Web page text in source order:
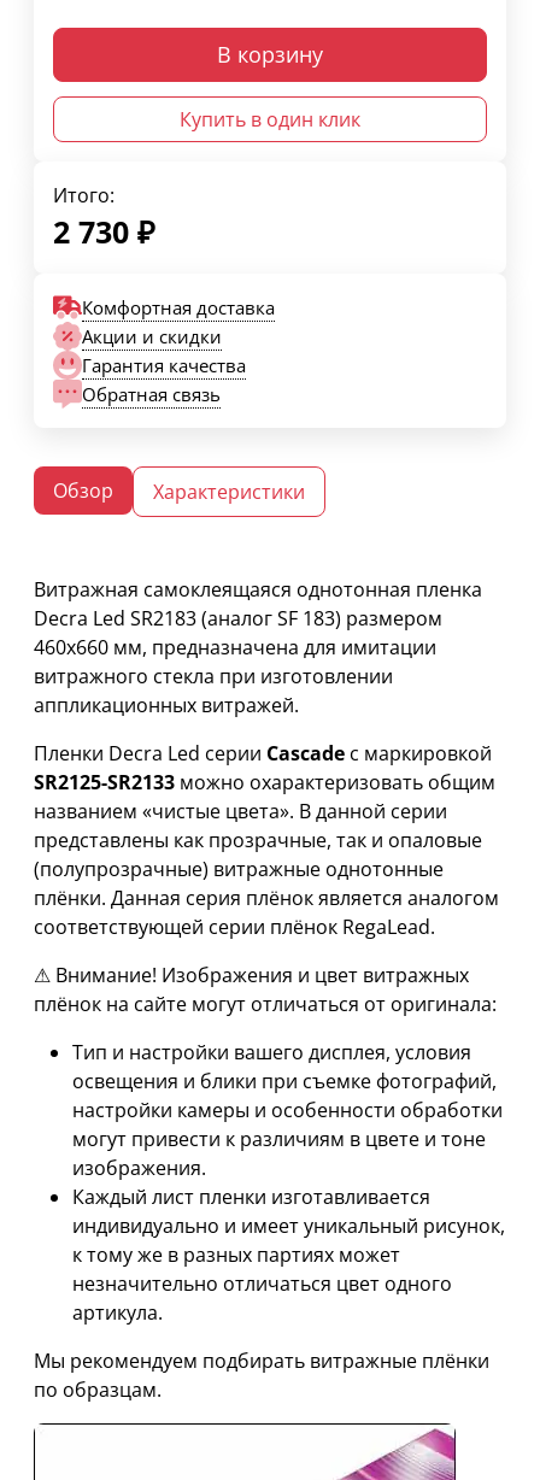
В корзину
Купить в один клик
Итого:
2 730 ₽
Комфортная доставка
Акции и скидки
Гарантия качества
Обратная связь
Обзор Характеристики
Витражная самоклеящаяся однотонная пленка
Decra Led SR2183 (аналог SF 183) размером
460х660 мм, предназначена для имитации
витражного стекла при изготовлении
аппликационных витражей.
Пленки Decra Led серии Cascade с маркировкой
SR2125-SR2133 можно охарактеризовать общим
названием «чистые цвета». В данной серии
представлены как прозрачные, так и опаловые
(полупрозрачные) витражные однотонные
плёнки. Данная серия плёнок является аналогом
соответствующей серии плёнок RegaLead.
⚠ Внимание! Изображения и цвет витражных
плёнок на сайте могут отличаться от оригинала:
Тип и настройки вашего дисплея, условия
освещения и блики при съемке фотографий,
настройки камеры и особенности обработки
могут привести к различиям в цвете и тоне
изображения.
Каждый лист пленки изготавливается
индивидуально и имеет уникальный рисунок,
к тому же в разных партиях может
незначительно отличаться цвет одного
артикула.
Мы рекомендуем подбирать витражные плёнки
по образцам.